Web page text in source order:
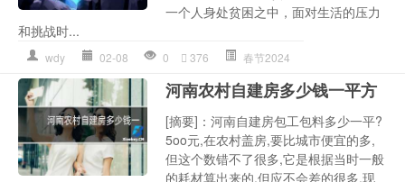
一个人身处贫困之中，面对生活的压力
和挑战时...
wdy 02-08 0 376 春节2024
河南农村自建房多少钱一平方
[摘要]：河南自建房包工包料多少一平?
5oo元,在农村盖房,要比城市便宜的多,
但这个数错不了很多,它是根据当时一般
的耗材算出来的,但应不会差的很多,现